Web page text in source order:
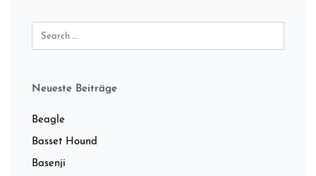
Neueste Beiträge
Beagle
Basset Hound
Basenji